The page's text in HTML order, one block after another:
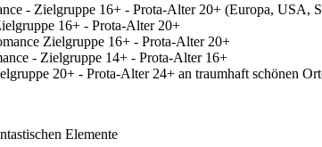
- Zielgruppe 16+ - Prota-Alter 20+ (Europa, USA,
16+ - Prota-Alter 20+
Zielgruppe 16+ - Prota-Alter 20+
- Zielgruppe 14+ - Prota-Alter 16+
20+ - Prota-Alter 24+ an traumhaft schönen
Elemente